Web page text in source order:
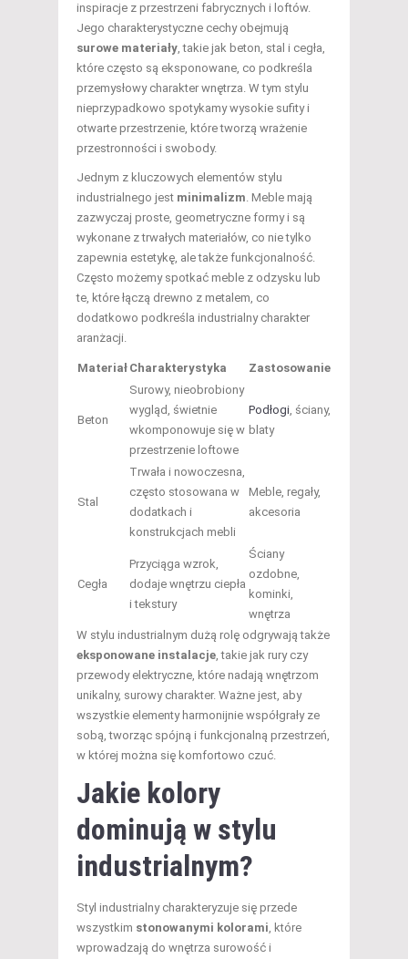
inspiracje z przestrzeni fabrycznych i loftów.
Jego charakterystyczne cechy obejmują
surowe materiały, takie jak beton, stal i cegła,
które często są eksponowane, co podkreśla
przemysłowy charakter wnętrza. W tym stylu
nieprzypadkowo spotykamy wysokie sufity i
otwarte przestrzenie, które tworzą wrażenie
przestronności i swobody.
Jednym z kluczowych elementów stylu
industrialnego jest minimalizm. Meble mają
zazwyczaj proste, geometryczne formy i są
wykonane z trwałych materiałów, co nie tylko
zapewnia estetykę, ale także funkcjonalność.
Często możemy spotkać meble z odzysku lub
te, które łączą drewno z metalem, co
dodatkowo podkreśla industrialny charakter
aranżacji.
Materiał Charakterystyka Zastosowanie
Beton
Surowy, nieobrobiony
wygląd, świetnie
wkomponowuje się w
przestrzenie loftowe
Podłogi, ściany,
blaty
Stal
Trwała i nowoczesna,
często stosowana w
dodatkach i
konstrukcjach mebli
Meble, regały,
akcesoria
Cegła
Przyciąga wzrok,
dodaje wnętrzu ciepła
i tekstury
Ściany
ozdobne,
kominki,
wnętrza
W stylu industrialnym dużą rolę odgrywają także
eksponowane instalacje, takie jak rury czy
przewody elektryczne, które nadają wnętrzom
unikalny, surowy charakter. Ważne jest, aby
wszystkie elementy harmonijnie współgrały ze
sobą, tworząc spójną i funkcjonalną przestrzeń,
w której można się komfortowo czuć.
Jakie kolory
dominują w stylu
industrialnym?
Styl industrialny charakteryzuje się przede
wszystkim stonowanymi kolorami, które
wprowadzają do wnętrza surowość i